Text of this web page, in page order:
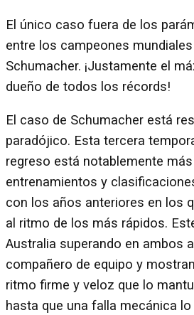
El único caso fuera de los
entre los campeones
Schumacher. ¡Justamente el
dueño de todos los récords!
El caso de Schumacher está
paradójico. Esta tercera
regreso está notablemente
entrenamientos y
con los años anteriores en los
al ritmo de los más rápidos.
Australia superando en ambos
compañero de equipo y
ritmo firme y veloz que lo
hasta que una falla mecánica